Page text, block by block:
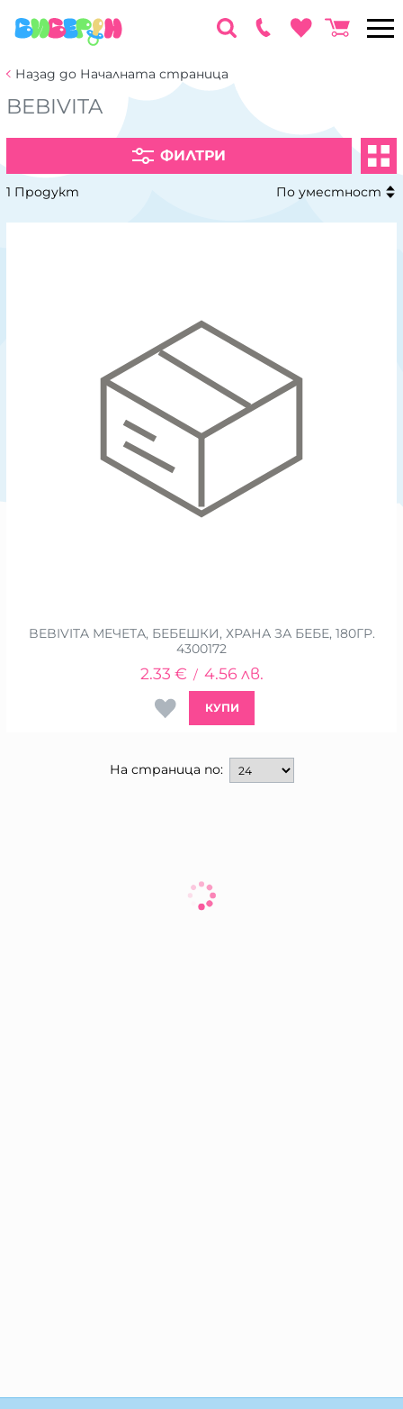
Назад до Началната страница
BEBIVITA
ФИЛТРИ
1 Продукт По уместност
BEBIVITA МЕЧЕТА, БЕБЕШКИ, ХРАНА ЗА БЕБЕ, 180ГР.
4300172
2.33 € / 4.56 лв.
КУПИ
На страница по: